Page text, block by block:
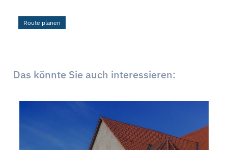
Route planen
Das könnte Sie auch interessieren: